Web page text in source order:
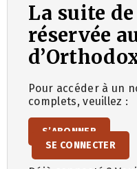
La suite
réservée
Pour accéder à un
complets, veuillez :
S’ABONNER
SE CONNECTER